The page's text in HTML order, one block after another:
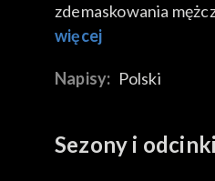
zdemaskowania
szansę. A Stański po
seniorka próbuje
więcej
Napisy: Polski
Sezony i odcinki